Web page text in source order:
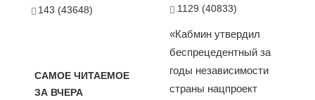
143 (43648)
САМОЕ ЧИТАЕМОЕ
ЗА ВЧЕРА
1129 (40833)
«Кабмин утвердил
беспрецедентный за
годы независимости
страны нацпроект